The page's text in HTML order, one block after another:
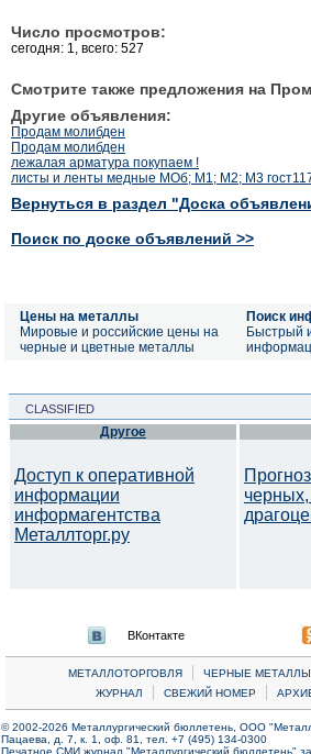
Число просмотров:
сегодня: 1, всего: 527
Смотрите также предложения на
Другие объявления:
Продам молибден
Продам молибден
лежалая арматура покупаем !
листы и ленты медные МОб; М1; М2; М3
Вернуться в раздел "Доска
Поиск по доске объявлений >>
Цены на металлы
Мировые и российские цены на
черные и цветные металлы
Поиск
Быстрый
CLASSIFIED
Другое
Доступ к оперативной
информации
информагентства
Металлторг.ру
ВКонтакте
МЕТАЛЛОТОРГОВЛЯ | ЧЕРНЫЕ МЕТАЛЛЫ
ЖУРНАЛ
| СВЕЖИЙ НОМЕР |
© 2002-2026 Металлургический бюллетень, ООО
Пацаева, д. 7, к. 1, оф. 81, тел. +7 (495) 134-0300
Печатное СМИ журнал "Металлургический бюллетень"